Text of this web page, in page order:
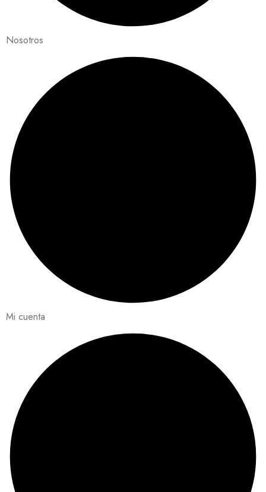
Nosotros
Mi cuenta